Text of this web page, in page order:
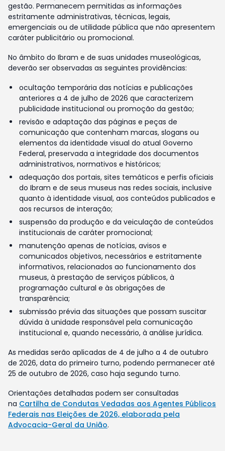
gestão. Permanecem permitidas as informações
estritamente administrativas, técnicas, legais,
emergenciais ou de utilidade pública que não apresentem
caráter publicitário ou promocional.
No âmbito do Ibram e de suas unidades museológicas,
deverão ser observadas as seguintes providências:
ocultação temporária das notícias e publicações
anteriores a 4 de julho de 2026 que caracterizem
publicidade institucional ou promoção da gestão;
revisão e adaptação das páginas e peças de
comunicação que contenham marcas, slogans ou
elementos da identidade visual do atual Governo
Federal, preservada a integridade dos documentos
administrativos, normativos e históricos;
adequação dos portais, sites temáticos e perfis oficiais
do Ibram e de seus museus nas redes sociais, inclusive
quanto à identidade visual, aos conteúdos publicados e
aos recursos de interação;
suspensão da produção e da veiculação de conteúdos
institucionais de caráter promocional;
manutenção apenas de notícias, avisos e
comunicados objetivos, necessários e estritamente
informativos, relacionados ao funcionamento dos
museus, à prestação de serviços públicos, à
programação cultural e às obrigações de
transparência;
submissão prévia das situações que possam suscitar
dúvida à unidade responsável pela comunicação
institucional e, quando necessário, à análise jurídica.
As medidas serão aplicadas de 4 de julho a 4 de outubro
de 2026, data do primeiro turno, podendo permanecer até
25 de outubro de 2026, caso haja segundo turno.
Orientações detalhadas podem ser consultadas
na Cartilha de Condutas Vedadas aos Agentes Públicos
Federais nas Eleições de 2026, elaborada pela
Advocacia-Geral da União.